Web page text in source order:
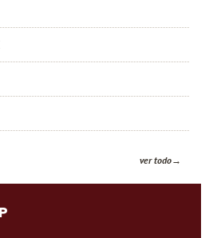
ver todo